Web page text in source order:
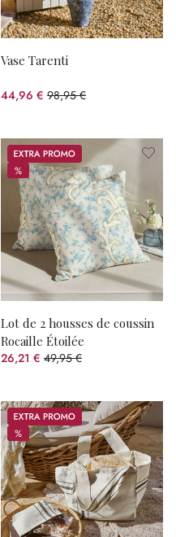
Vase Tarenti
44,96 € 98,95 €
(54.56%spared)
Promos
%
%
Lot de 2 housses de coussin
Rocaille Étoilée
26,21 € 49,95 €
(47.53%spared)
Promos
%
%